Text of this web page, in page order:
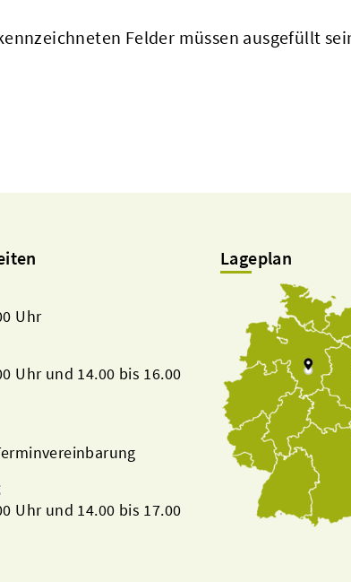
Felder müssen ausgefüllt
Uhr
Uhr und 14.00 bis 16.00
Uhr und 14.00 bis 17.00
Lageplan